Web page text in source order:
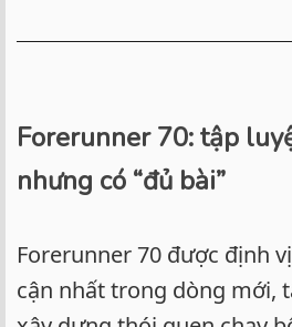
Forerunner 70: tập
nhưng có “đủ bài”
Forerunner 70 được định
cận nhất trong dòng mới,